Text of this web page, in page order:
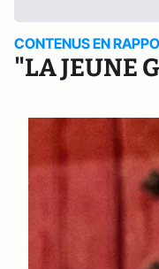
CONTENUS EN
"LA JEUNE